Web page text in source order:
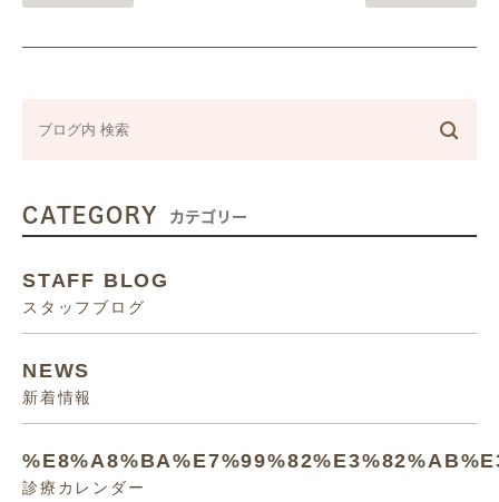
CATEGORY カテゴリー
STAFF BLOG
スタッフブログ
NEWS
新着情報
診療カレンダー